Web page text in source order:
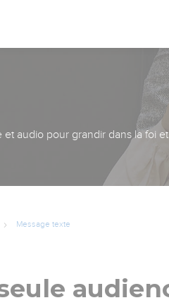
audio pour grandir dans la foi
Message texte